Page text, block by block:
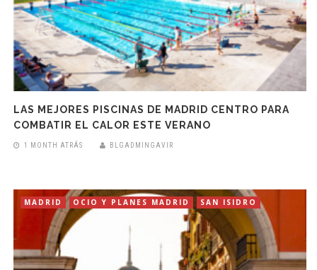
LAS MEJORES PISCINAS DE MADRID CENTRO PARA
COMBATIR EL CALOR ESTE VERANO
1 MONTH ATRÁS BLGADMINGAVIR
MADRID OCIO Y PLANES MADRID SAN ISIDRO